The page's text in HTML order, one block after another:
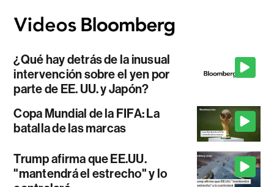
¿Qué hay detrás de la inusual
intervención sobre el yen por
parte de EE. UU. y Japón?
Copa Mundial de la FIFA: La
batalla de las marcas
Trump afirma que EE.UU.
"mantendrá el estrecho" y lo